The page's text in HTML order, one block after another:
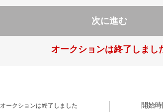
次に進む
オークションは終了しまし
オークションは終了しました 開始時